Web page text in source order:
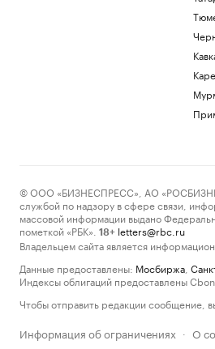
© ООО «БИЗНЕСПРЕСС», АО
службой по надзору в сфере связи,
массовой информации выдано
пометкой «РБК».
18+ letters@rbc.ru
Владельцем сайта является
Данные предоставлены: Мосбиржа
Индексы облигаций предоставлены
Чтобы отправить редакции сообщение,
Информация об ограничениях · О